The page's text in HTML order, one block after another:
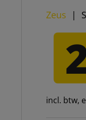
Zeus |
incl. btw,